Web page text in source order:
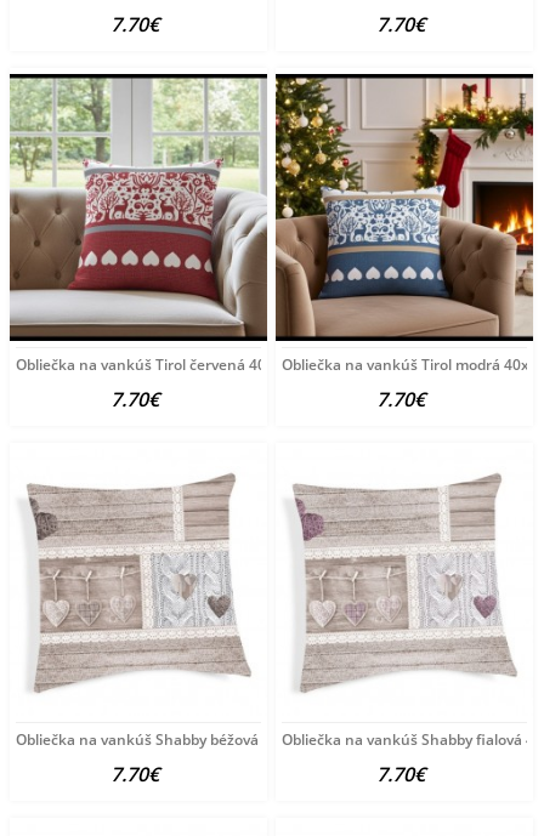
7.70€ 7.70€
Obliečka na vankúš Tirol červená 40x40 cm Made in Italy,
7.70€
Obliečka na vankúš Tirol modrá
7.70€
Obliečka na vankúš Shabby béžová 40x40 cm Made in
7.70€
Obliečka na vankúš Shabby fialová
7.70€